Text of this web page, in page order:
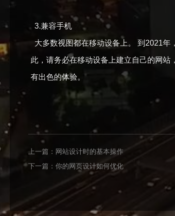
3.兼容手机
大多数视图都在移动设备上。 到2021年
此，请务必在移动设备上建立自己的网
有出色的体验。
上一篇： 网站设计时的基本操作
下一篇：你的网页设计如何优化